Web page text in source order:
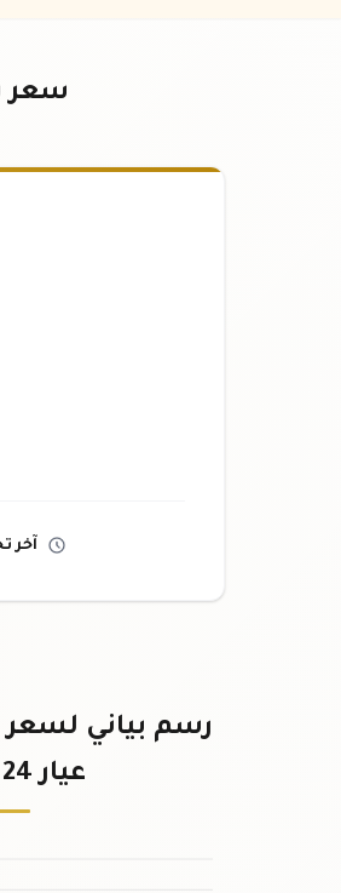
سعر سبيكة
آخر
عيار 24 في أمريكا